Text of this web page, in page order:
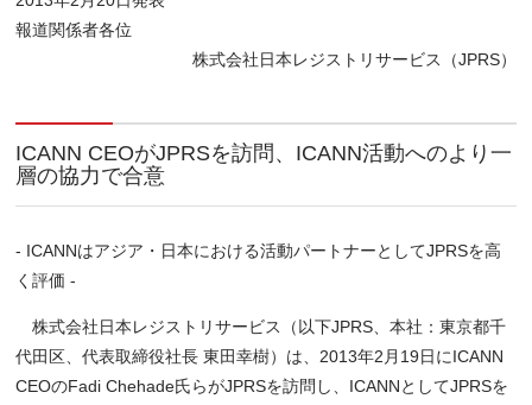
報道関係者各位
株式会社日本レジストリサービス（JPRS）
ICANN CEOがJPRSを訪問、ICANN活動へのより一
層の協力で合意
- ICANNはアジア・日本における活動パートナーとしてJPRSを高
く評価 -
株式会社日本レジストリサービス（以下JPRS、本社：東京都千
代田区、代表取締役社長 東田幸樹）は、2013年2月19日にICANN
CEOのFadi Chehade氏らがJPRSを訪問し、ICANNとしてJPRSを